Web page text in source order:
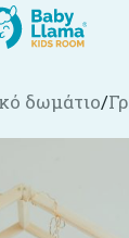
δωμάτιο/